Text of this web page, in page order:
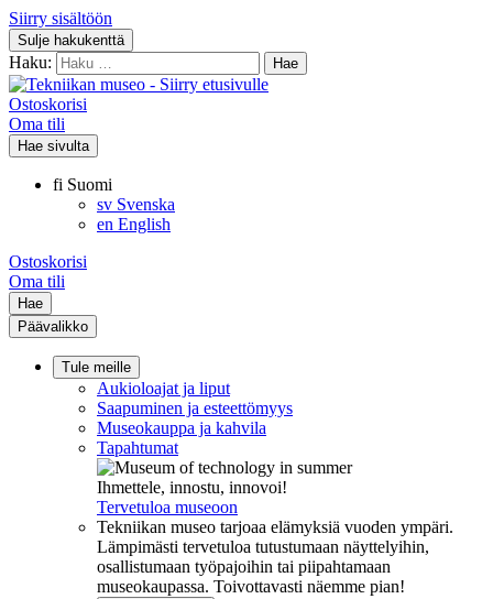
Siirry sisältöön
Sulje hakukenttä
Haku:
Ostoskorisi
Oma tili
Hae sivulta
fi Suomi
sv Svenska
en English
Ostoskorisi
Oma tili
Hae
Päävalikko
Tule meille
Aukioloajat ja liput
Saapuminen ja esteettömyys
Museokauppa ja kahvila
Tapahtumat
Ihmettele, innostu, innovoi!
Tervetuloa museoon
Tekniikan museo tarjoaa elämyksiä vuoden ympäri.
Lämpimästi tervetuloa tutustumaan näyttelyihin,
osallistumaan työpajoihin tai piipahtamaan
museokaupassa. Toivottavasti näemme pian!